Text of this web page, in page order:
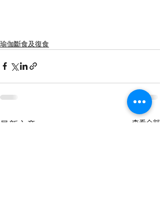
瑜伽斷食及復食
最新文章 查看全部